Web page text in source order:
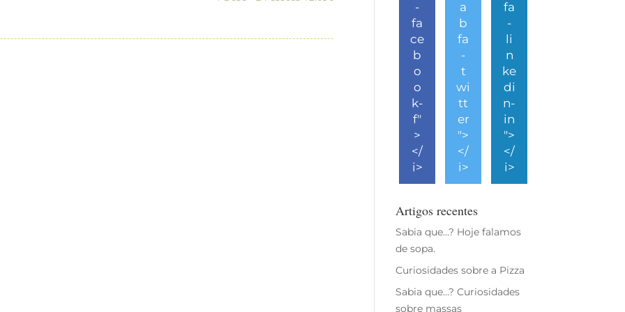
-
fa
ce
b
o
o
k-
f"
>
</
i>
a
b
fa
-
t
wi
tt
er
">
</
i>
fa
-
li
n
ke
di
n-
in
">
</
i>
Artigos recentes
Sabia que…? Hoje falamos
de sopa.
Curiosidades sobre a Pizza
Sabia que…? Curiosidades
sobre massas